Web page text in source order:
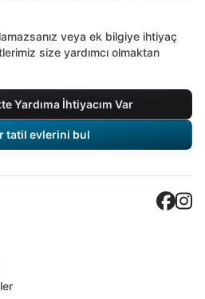
veya ek bilgiye ihtiyaç
size yardımcı olmaktan
Yardıma İhtiyacım Var
tatil evlerini bul